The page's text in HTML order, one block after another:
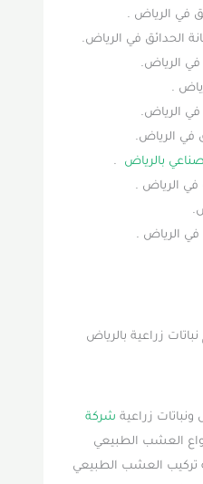
في الرياض .
الحدائق في الرياض.
الرياض.
.
الرياض.
في الرياض.
بالرياض .
في الرياض .
الرياض .
زراعية بالرياض
زراعية شركة
العشب الطبيعي
تركيب العشب الطبيعي